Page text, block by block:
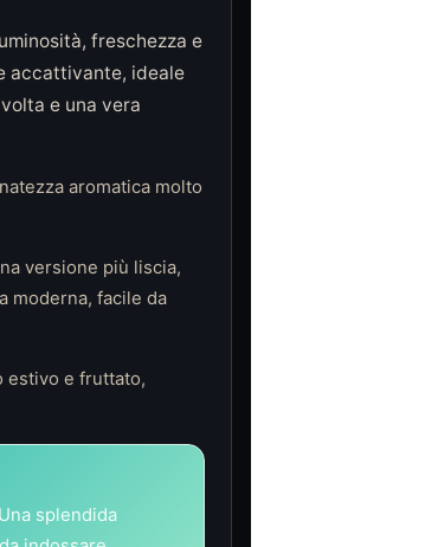
freschezza e
accattivante, ideale
e una vera
aromatica molto
versione più liscia,
moderna, facile da
estivo e fruttato,
splendida